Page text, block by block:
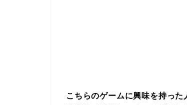
こちらのゲームに興味を持った